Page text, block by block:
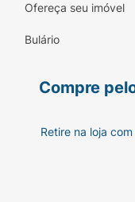
Ofereça seu imóvel
Bulário
Compre
Retire na loja